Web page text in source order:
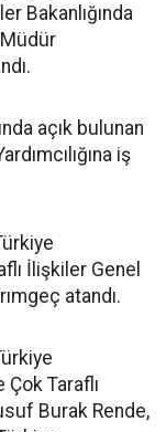
Bakanlığında
Müdür
açık bulunan
iş
İlişkiler Genel
atandı.
Taraflı
Burak Rende,